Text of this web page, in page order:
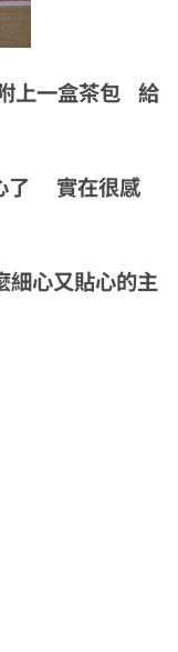
上一盒茶包 給
了 實在很感
心又貼心的主